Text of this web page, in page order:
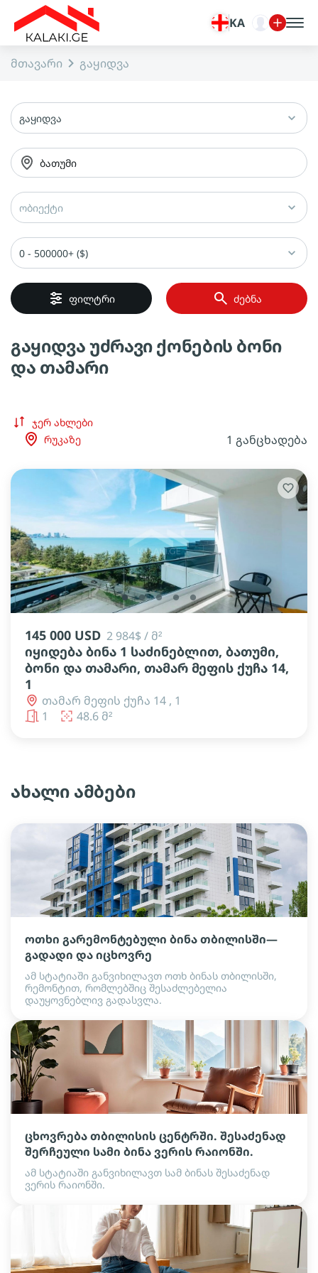
KA
მთავარი გაყიდვა
გაყიდვა
ბათუმი
ობიექტი
0 - 500000+ ($)
ფილტრი ძებნა
გაყიდვა უძრავი ქონების ბონი
და თამარი
ჯერ ახლები
რუკაზე
1 განცხადება
lens lens lens lens lens
145 000 USD 2 984$ / მ²
იყიდება ბინა 1 საძინებლით, ბათუმი,
ბონი და თამარი, თამარ მეფის ქუჩა 14,
1
თამარ მეფის ქუჩა 14 , 1
1
48.6 მ²
ახალი ამბები
ოთხი გარემონტებული ბინა თბილისში—
გადადი და იცხოვრე
ამ სტატიაში განვიხილავთ ოთხ ბინას თბილისში,
რემონტით, რომლებშიც შესაძლებელია
დაუყოვნებლივ გადასვლა.
ცხოვრება თბილისის ცენტრში. შესაძენად
შერჩეული სამი ბინა ვერის რაიონში.
ამ სტატიაში განვიხილავთ სამ ბინას შესაძენად
ვერის რაიონში.